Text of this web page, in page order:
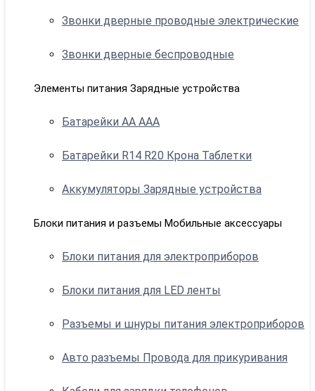
Звонки дверные проводные электрические
Звонки дверные беспроводные
Элементы питания Зарядные устройства
Батарейки АА ААА
Батарейки R14 R20 Крона Таблетки
Аккумуляторы Зарядные устройства
Блоки питания и разъемы Мобильные аксессуары
Блоки питания для электроприборов
Блоки питания для LED ленты
Разъемы и шнуры питания электроприборов
Авто разъемы Провода для прикуривания